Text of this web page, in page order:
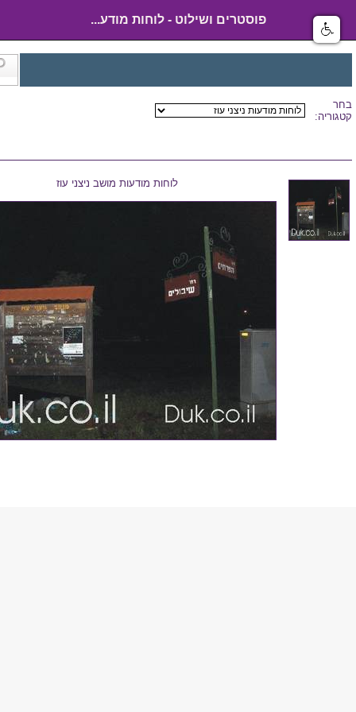
פוסטרים ושילוט - לוחות מודע...
בחר
קטגוריה:
לוחות מודעות מושב ניצני עוז